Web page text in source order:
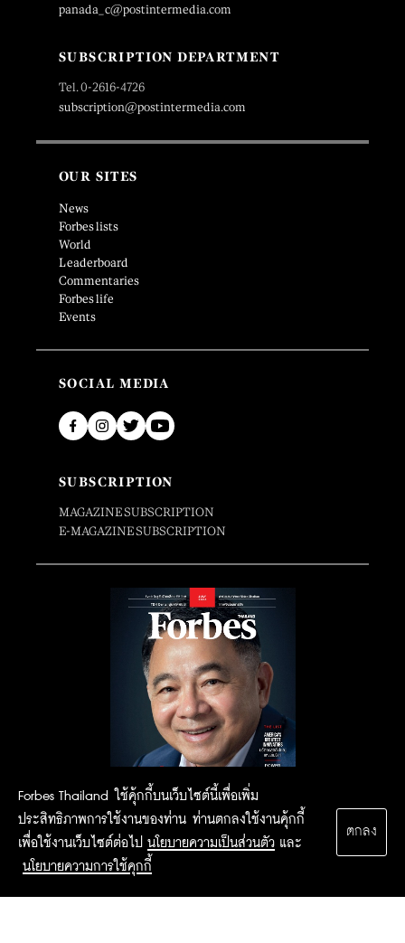
Forbes Thailand ใช้คุ้กกี้บนเว็บไซต์นี้เพื่อเพิ่ม
ประสิทธิภาพการใช้งานของท่าน ท่านตกลงใช้งานคุ้กกี้
เพื่อใช้งานเว็บไซต์ต่อไป นโยบายความเป็นส่วนตัว และ
นโยบายความการใช้คุกกี้
ตกลง
panada_c@postintermedia.com
SUBSCRIPTION DEPARTMENT
Tel. 0-2616-4726
subscription@postintermedia.com
OUR SITES
News
Forbes lists
World
Leaderboard
Commentaries
Forbes life
Events
SOCIAL MEDIA
SUBSCRIPTION
MAGAZINE SUBSCRIPTION
E-MAGAZINE SUBSCRIPTION
2015 Forbesthailand.com ALL RIGHTS RESERVED